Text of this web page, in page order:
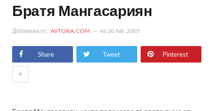
Братя Мангасариян
Добавена от: AVTORA.COM на 30 Авг. 2005
Share Tweet Pinterest
+